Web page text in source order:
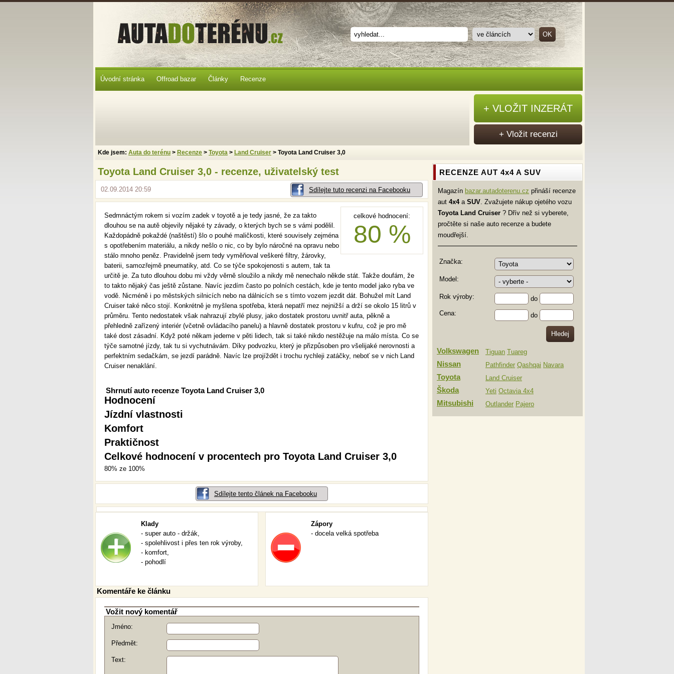
Toyota Land Cruiser 3,0 - recenze, uživatelský test
Sdílejte tuto recenzi na Facebooku
02.09.2014 20:59
celkové hodnocení:
80 %
Sedmnáctým rokem si vozím zadek v toyotě a je tedy jasné, že za takto
dlouhou se na autě objevily nějaké ty závady, o kterých bych se s vámi podělil.
Každopádně pokaždé (naštěstí) šlo o pouhé maličkosti, které souvisely zejména
s opotřebením materiálu, a nikdy nešlo o nic, co by bylo náročné na opravu nebo
stálo mnoho peněz. Pravidelně jsem tedy vyměňoval veškeré filtry, žárovky,
baterii, samozřejmě pneumatiky, atd. Co se týče spokojenosti s autem, tak ta
určitě je. Za tuto dlouhou dobu mi vždy věrně sloužilo a nikdy mě nenechalo někde stát. Takže doufám, že
to takto nějaký čas ještě zůstane. Navíc jezdím často po polních cestách, kde je tento model jako ryba ve
vodě. Nicméně i po městských silnicích nebo na dálnicích se s tímto vozem jezdit dát. Bohužel mít Land
Cruiser také něco stojí. Konkrétně je myšlena spotřeba, která nepatří mez nejnižší a drží se okolo 15 litrů v
průměru. Tento nedostatek však nahrazují zbylé plusy, jako dostatek prostoru uvnitř auta, pěkně a
přehledně zařízený interiér (včetně ovládacího panelu) a hlavně dostatek prostoru v kufru, což je pro mě
také dost zásadní. Když poté někam jedeme v pěti lidech, tak si také nikdo nestěžuje na málo místa. Co se
týče samotné jízdy, tak tu si vychutnávám. Díky podvozku, který je přizpůsoben pro všelijaké nerovnosti a
perfektním sedačkám, se jezdí parádně. Navíc lze projíždět i trochu rychleji zatáčky, neboť se v nich Land
Cruiser nenaklání.
Shrnutí auto recenze Toyota Land Cruiser 3,0
Hodnocení
Jízdní vlastnosti
Komfort
Praktičnost
Celkové hodnocení v procentech pro Toyota Land Cruiser 3,0
80% ze 100%
Sdílejte tento článek na Facebooku
Klady
- super auto - držák,
- spolehlivost i přes ten rok výroby,
- komfort,
- pohodlí
Zápory
- docela velká spotřeba
Komentáře ke článku
Vožit nový komentář
Jméno:
Předmět:
Text:
RECENZE AUT 4x4 A SUV
Magazín bazar.autadoterenu.cz přináší recenze
aut 4x4a SUV. Zvažujete nákup ojetého vozu
Toyota Land Cruiser ? Dřív než si vyberete,
pročtěte si naše auto recenze a budete
moudřejší.
Značka:
Model:
Rok výroby:
do
Cena:
do
Volkswagen Tiguan Tuareg
Nissan Pathfinder Qashqai Navara
Toyota Land Cruiser
Škoda Yeti Octavia 4x4
Mitsubishi Outlander Pajero
Úvodní stránka Offroad bazar Články Recenze
Kde jsem: Auta do terénu > Recenze > Toyota > Land Cruiser > Toyota Land Cruiser 3,0
+ VLOŽIT INZERÁT
+ Vložit recenzi